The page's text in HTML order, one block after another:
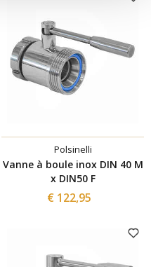
Polsinelli
Vanne à boule inox DIN 40 M
x DIN50 F
€ 122,95